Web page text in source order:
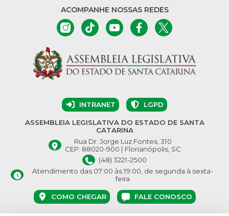
ACOMPANHE NOSSAS REDES
INTRANET LGPD
ASSEMBLEIA LEGISLATIVA DO ESTADO DE SANTA
CATARINA
Rua Dr. Jorge Luz Fontes, 310
CEP: 88020-900 | Florianópolis, SC
(48) 3221-2500
Atendimento das 07:00 às 19:00, de segunda à sexta-
feira
COMO CHEGAR FALE CONOSCO